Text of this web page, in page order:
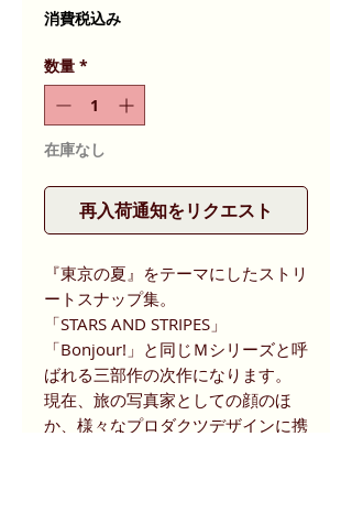
消費税込み
数量 *
在庫なし
再入荷通知をリクエスト
『東京の夏』をテーマにしたストリ
ートスナップ集。
「STARS AND STRIPES」
「Bonjour!」と同じＭシリーズと呼
ばれる三部作の次作になります。
現在、旅の写真家としての顔のほ
か、様々なプロダクツデザインに携